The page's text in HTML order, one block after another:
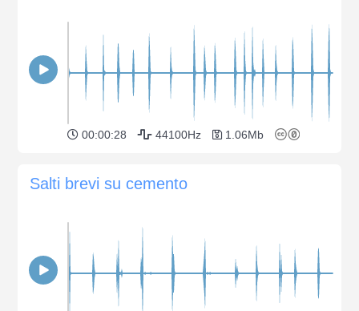
00:00:28 44100Hz 1.06Mb
Salti brevi su cemento